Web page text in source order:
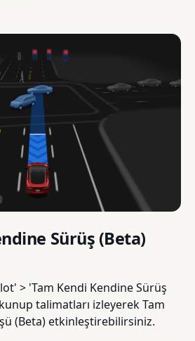
Sürüş (Beta)
> 'Tam Kendi Kendine Sürüş
talimatları izleyerek Tam
(Beta) etkinleştirebilirsiniz.